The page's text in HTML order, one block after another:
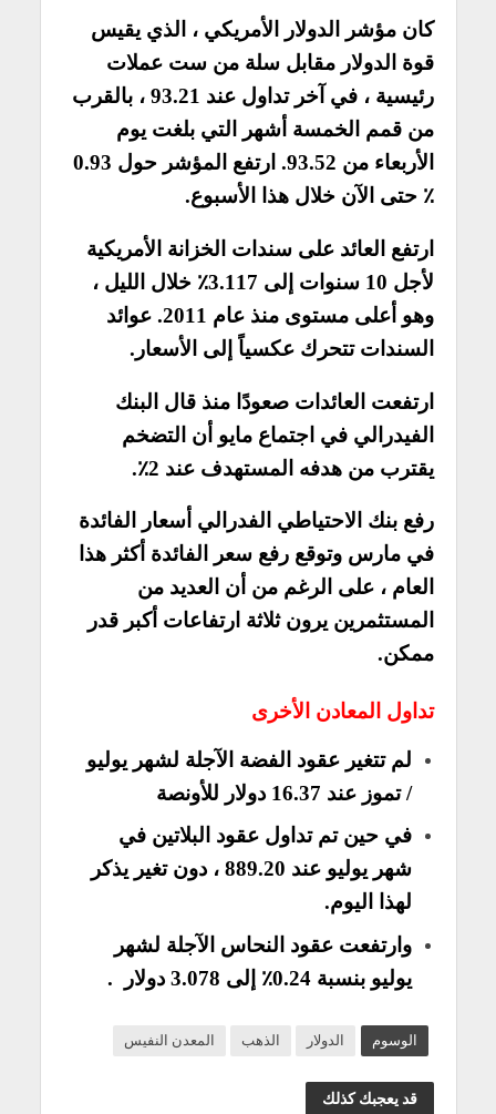
كان مؤشر الدولار الأمريكي ، الذي يقيس
قوة الدولار مقابل سلة من ست عملات
رئيسية ، في آخر تداول عند 93.21 ، بالقرب
من قمم الخمسة أشهر التي بلغت يوم
الأربعاء من 93.52. ارتفع المؤشر حول 0.93
٪ حتى الآن خلال هذا الأسبوع.
ارتفع العائد على سندات الخزانة الأمريكية
لأجل 10 سنوات إلى 3.117٪ خلال الليل ،
وهو أعلى مستوى منذ عام 2011. عوائد
السندات تتحرك عكسياً إلى الأسعار.
ارتفعت العائدات صعودًا منذ قال البنك
الفيدرالي في اجتماع مايو أن التضخم
يقترب من هدفه المستهدف عند 2٪.
رفع بنك الاحتياطي الفدرالي أسعار الفائدة
في مارس وتوقع رفع سعر الفائدة أكثر هذا
العام ، على الرغم من أن العديد من
المستثمرين يرون ثلاثة ارتفاعات أكبر قدر
ممكن.
تداول المعادن الأخرى
لم تتغير عقود الفضة الآجلة لشهر يوليو
/ تموز عند 16.37 دولار للأونصة
في حين تم تداول عقود البلاتين في
شهر يوليو عند 889.20 ، دون تغير يذكر
لهذا اليوم.
وارتفعت عقود النحاس الآجلة لشهر
يوليو بنسبة 0.24٪ إلى 3.078 دولار .
الوسوم الدولار الذهب المعدن النفيس
قد يعجبك كذلك